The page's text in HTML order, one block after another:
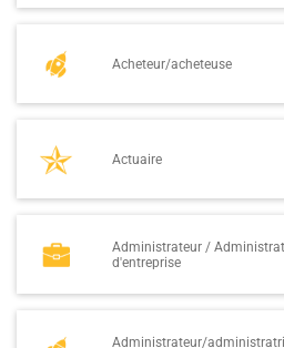
Acheteur/acheteuse
Actuaire
Administrateur /
d'entreprise
Administrateur/